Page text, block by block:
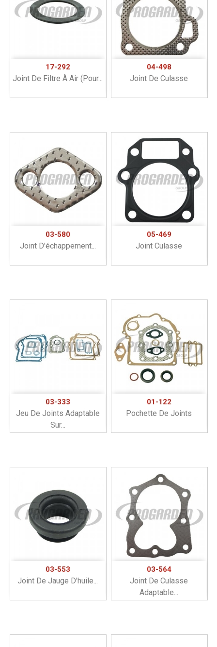
17-292
Joint De Filtre À Air (pour...
04-498
Joint De Culasse
03-580
Joint D'échappement...
05-469
Joint Culasse
03-333
Jeu De Joints Adaptable
Sur...
01-122
Pochette De Joints
03-553
Joint De Jauge D'huile...
03-564
Joint De Culasse
Adaptable...